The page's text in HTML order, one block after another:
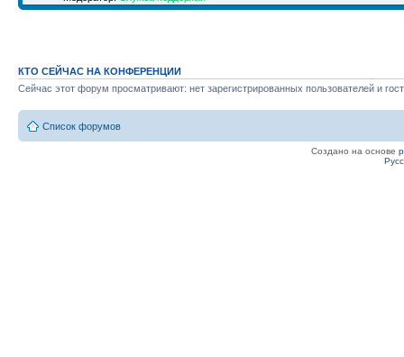
КТО СЕЙЧАС НА КОНФЕРЕНЦИИ
Сейчас этот форум просматривают: нет зарегистрированных пользователей и
Список форумов
Создано на основе